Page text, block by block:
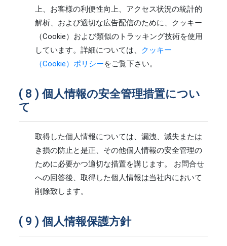
上、お客様の利便性向上、アクセス状況の統計的
解析、および適切な広告配信のために、クッキー
（Cookie）および類似のトラッキング技術を使用
しています。詳細については、 クッキー
（Cookie）ポリシーをご覧下さい。
個人情報の安全管理措置につい
て
取得した個人情報については、漏洩、減失または
き損の防止と是正、その他個人情報の安全管理の
ために必要かつ適切な措置を講じます。 お問合せ
への回答後、取得した個人情報は当社内において
削除致します。
個人情報保護方針